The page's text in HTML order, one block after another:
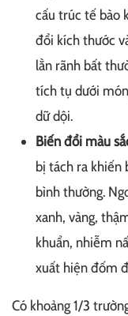
cấu trúc tế bào
đổi kích thước
lằn rãnh bất
tích tụ dưới
dữ dội.
Biến đổi màu
bị tách ra khiến
bình thường.
xanh, vàng,
khuẩn, nhiễm
xuất hiện đốm
Có khoảng 1/3